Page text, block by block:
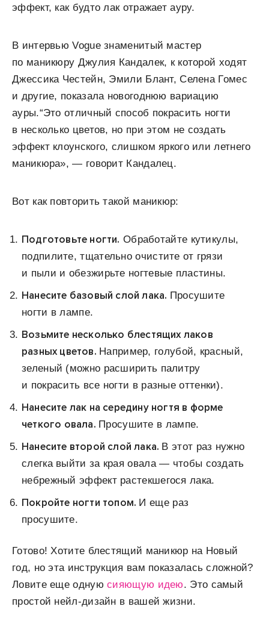
эффект, как будто лак отражает ауру.
В интервью Vogue знаменитый мастер
по маникюру Джулия Кандалек, к которой ходят
Джессика Честейн, Эмили Блант, Селена Гомес
и другие, показала новогоднюю вариацию
ауры.“Это отличный способ покрасить ногти
в несколько цветов, но при этом не создать
эффект клоунского, слишком яркого или летнего
маникюра», — говорит Кандалец.
Вот как повторить такой маникюр:
Подготовьте ногти. Обработайте кутикулы,
подпилите, тщательно очистите от грязи
и пыли и обезжирьте ногтевые пластины.
Нанесите базовый слой лака. Просушите
ногти в лампе.
Возьмите несколько блестящих лаков
разных цветов. Например, голубой, красный,
зеленый (можно расширить палитру
и покрасить все ногти в разные оттенки).
Нанесите лак на середину ногтя в форме
четкого овала. Просушите в лампе.
Нанесите второй слой лака. В этот раз нужно
слегка выйти за края овала — чтобы создать
небрежный эффект растекшегося лака.
Покройте ногти топом. И еще раз
просушите.
Готово! Хотите блестящий маникюр на Новый
год, но эта инструкция вам показалась сложной?
Ловите еще однуюсияющую идею. Это самый
простой нейл-дизайн в вашей жизни.